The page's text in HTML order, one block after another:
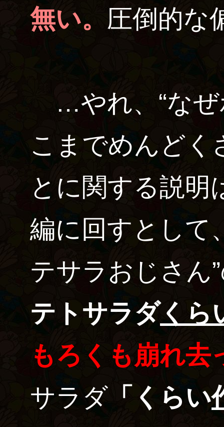
無い。 圧倒的な
…やれ、“なぜ
こまでめんどく
とに関する説明
編に回すとして
テサラおじさん
テトサラダくら
もろくも崩れ去
サラダ 「くらい